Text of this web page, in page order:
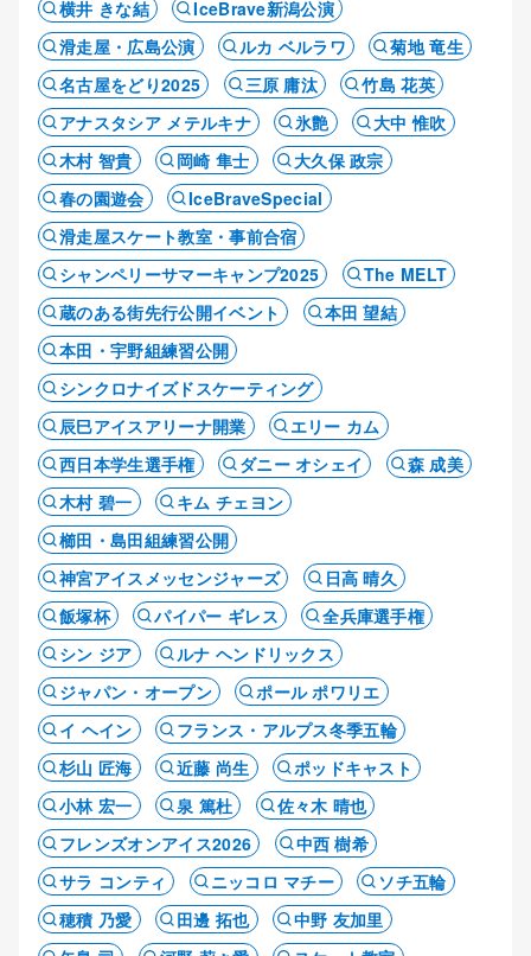
横井 きな結
IceBrave新潟公演
滑走屋・広島公演
ルカ ベルラワ
菊地 竜生
名古屋をどり2025
三原 庸汰
竹島 花英
アナスタシア メテルキナ
氷艶
大中 惟吹
木村 智貴
岡崎 隼士
大久保 政宗
春の園遊会
IceBraveSpecial
滑走屋スケート教室・事前合宿
シャンペリーサマーキャンプ2025
The MELT
蔵のある街先行公開イベント
本田 望結
本田・宇野組練習公開
シンクロナイズドスケーティング
辰巳アイスアリーナ開業
エリー カム
西日本学生選手権
ダニー オシェイ
森 成美
木村 碧一
キム チェヨン
櫛田・島田組練習公開
神宮アイスメッセンジャーズ
日高 晴久
飯塚杯
パイパー ギレス
全兵庫選手権
シン ジア
ルナ ヘンドリックス
ジャパン・オープン
ポール ポワリエ
イ ヘイン
フランス・アルプス冬季五輪
杉山 匠海
近藤 尚生
ポッドキャスト
小林 宏一
泉 篤杜
佐々木 晴也
フレンズオンアイス2026
中西 樹希
サラ コンティ
ニッコロ マチー
ソチ五輪
穂積 乃愛
田邊 拓也
中野 友加里